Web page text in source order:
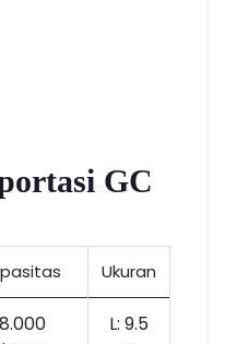
GC
Ukuran
L: 9.5